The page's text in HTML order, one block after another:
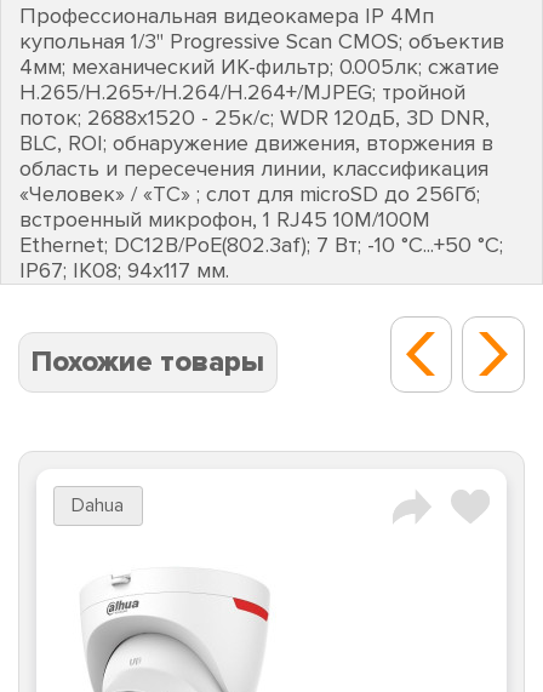
Профессиональная видеокамера IP 4Мп
купольная 1/3" Progressive Scan CMOS; объектив
4мм; механический ИК-фильтр; 0.005лк; сжатие
H.265/H.265+/H.264/H.264+/MJPEG; тройной
поток; 2688х1520 - 25к/с; WDR 120дБ, 3D DNR,
BLC, ROI; обнаружение движения, вторжения в
область и пересечения линии, классификация
«Человек» / «ТС» ; слот для microSD до 256Гб;
встроенный микрофон, 1 RJ45 10M/100M
Ethernet; DC12В/PoE(802.3af); 7 Вт; -10 °C...+50 °C;
IP67; IK08; 94х117 мм.
Похожие товары
Dahua